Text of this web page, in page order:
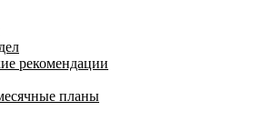
рекомендации
планы